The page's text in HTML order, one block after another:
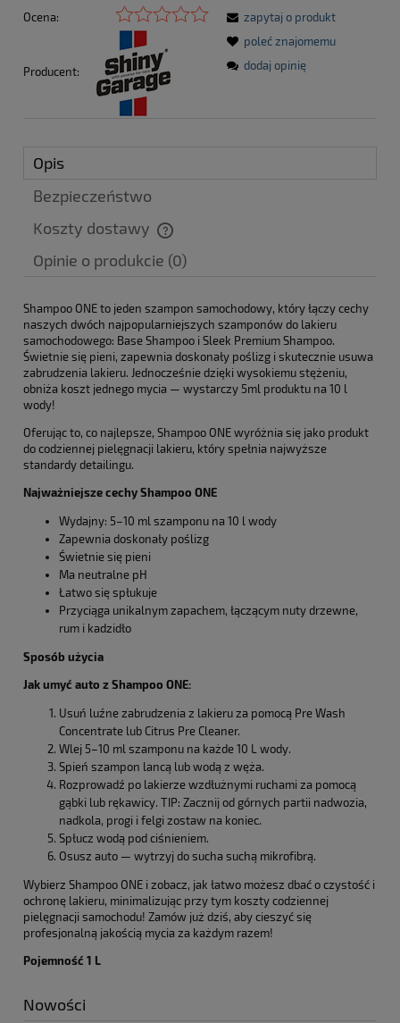
Ocena:
Producent:
zapytaj o produkt
poleć znajomemu
dodaj opinię
Opis
Bezpieczeństwo
Koszty dostawy
Cena nie zawiera ewentualnych kosztów płatności
Opinie o produkcie (0)
Shampoo ONE to jeden szampon samochodowy, który łączy cechy
naszych dwóch najpopularniejszych szamponów do lakieru
samochodowego: Base Shampoo i Sleek Premium Shampoo.
Świetnie się pieni, zapewnia doskonały poślizg i skutecznie usuwa
zabrudzenia lakieru. Jednocześnie dzięki wysokiemu stężeniu,
obniża koszt jednego mycia — wystarczy 5ml produktu na 10 l
wody!
Oferując to, co najlepsze, Shampoo ONE wyróżnia się jako produkt
do codziennej pielęgnacji lakieru, który spełnia najwyższe
standardy detailingu.
Najważniejsze cechy Shampoo ONE
Wydajny: 5–10 ml szamponu na 10 l wody
Zapewnia doskonały poślizg
Świetnie się pieni
Ma neutralne pH
Łatwo się spłukuje
Przyciąga unikalnym zapachem, łączącym nuty drzewne,
rum i kadzidło
Sposób użycia
Jak umyć auto z Shampoo ONE:
Usuń luźne zabrudzenia z lakieru za pomocą Pre Wash
Concentrate lub Citrus Pre Cleaner.
Wlej 5–10 ml szamponu na każde 10 L wody.
Spień szampon lancą lub wodą z węża.
Rozprowadź po lakierze wzdłużnymi ruchami za pomocą
gąbki lub rękawicy. TIP: Zacznij od górnych partii nadwozia,
nadkola, progi i felgi zostaw na koniec.
Spłucz wodą pod ciśnieniem.
Osusz auto — wytrzyj do sucha suchą mikrofibrą.
Wybierz Shampoo ONE i zobacz, jak łatwo możesz dbać o czystość i
ochronę lakieru, minimalizując przy tym koszty codziennej
pielęgnacji samochodu! Zamów już dziś, aby cieszyć się
profesjonalną jakością mycia za każdym razem!
Pojemność 1 L
Nowości